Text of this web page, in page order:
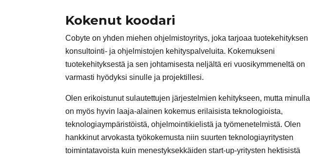
Kokenut koodari
Cobyte on yhden miehen ohjelmistoyritys, joka tarjoaa tuotekehityksen
konsultointi- ja ohjelmistojen kehityspalveluita. Kokemukseni
tuotekehityksestä ja sen johtamisesta neljältä eri vuosikymmeneltä on
varmasti hyödyksi sinulle ja projektillesi.
Olen erikoistunut sulautettujen järjestelmien kehitykseen, mutta minulla
on myös hyvin laaja-alainen kokemus erilaisista teknologioista,
teknologiaympäristöistä, ohjelmointikielistä ja työmenetelmistä. Olen
hankkinut arvokasta työkokemusta niin suurten teknologiayritysten
toimintatavoista kuin menestyksekkäiden start-up-yritysten hektisistä